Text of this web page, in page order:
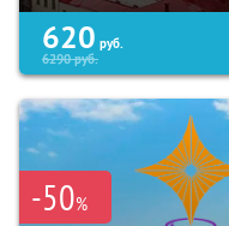
620 руб.
6290руб.
-50%